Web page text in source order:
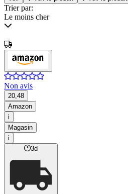
Trier par:
Le moins cher
Non avis
20,48
Amazon
i
Magasin
i
3d